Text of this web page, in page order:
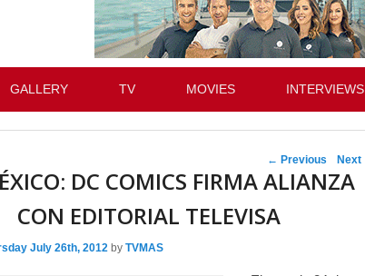
GALLERY TV MOVIES INTERVIEWS
Post navigation
← Previous Next
DC COMICS FIRMA ALIANZA
CON EDITORIAL TELEVISA
July 26th, 2012 by TVMAS